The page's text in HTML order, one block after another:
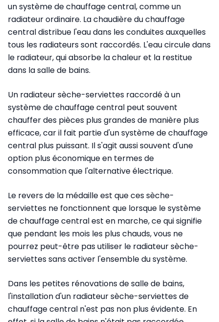
un système de chauffage central, comme un
radiateur ordinaire. La chaudière du chauffage
central distribue l'eau dans les conduites auxquelles
tous les radiateurs sont raccordés. L'eau circule dans
le radiateur, qui absorbe la chaleur et la restitue
dans la salle de bains.
Un radiateur sèche-serviettes raccordé à un
système de chauffage central peut souvent
chauffer des pièces plus grandes de manière plus
efficace, car il fait partie d'un système de chauffage
central plus puissant. Il s'agit aussi souvent d'une
option plus économique en termes de
consommation que l'alternative électrique.
Le revers de la médaille est que ces sèche-
serviettes ne fonctionnent que lorsque le système
de chauffage central est en marche, ce qui signifie
que pendant les mois les plus chauds, vous ne
pourrez peut-être pas utiliser le radiateur sèche-
serviettes sans activer l'ensemble du système.
Dans les petites rénovations de salle de bains,
l'installation d'un radiateur sèche-serviettes de
chauffage central n'est pas non plus évidente. En